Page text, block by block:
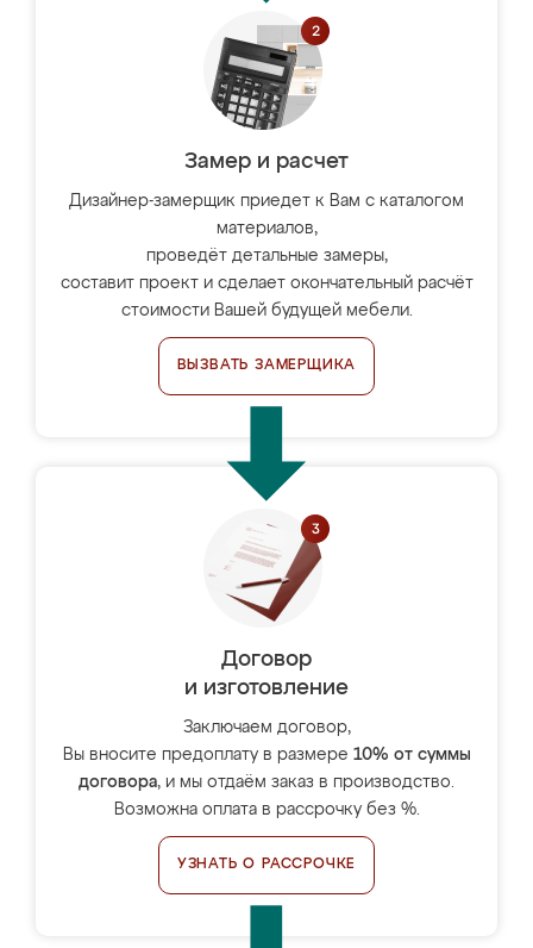
Замер и расчет
Дизайнер-замерщик приедет к Вам с каталогом
материалов,
проведёт детальные замеры,
составит проект и сделает окончательный расчёт
стоимости Вашей будущей мебели.
ВЫЗВАТЬ ЗАМЕРЩИКА
Договор
и изготовление
Заключаем договор,
Вы вносите предоплату в размере 10% от суммы
договора, и мы отдаём заказ в производство.
Возможна оплата в рассрочку без %.
УЗНАТЬ О РАССРОЧКЕ